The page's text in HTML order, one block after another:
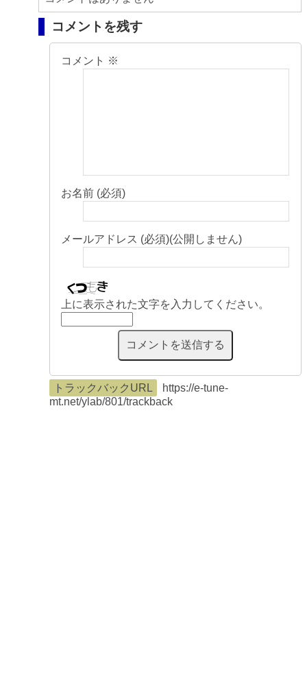
コメントを残す
コメント ※
お名前 (必須)
メールアドレス (必須)(公開しません)
上に表示された文字を入力してください。
トラックバックURL
https://e-tune-
mt.net/ylab/801/trackback